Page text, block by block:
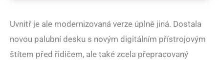
Uvnitř je ale modernizovaná verze úplně jiná. Dostala
novou palubní desku s novým digitálním přístrojovým
štítem před řidičem, ale také zcela přepracovaný